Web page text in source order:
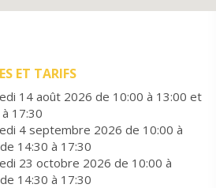
ET TARIFS
14 août 2026 de 10:00 à 13:00 et
17:30
4 septembre 2026 de 10:00 à
14:30 à 17:30
23 octobre 2026 de 10:00 à
14:30 à 17:30